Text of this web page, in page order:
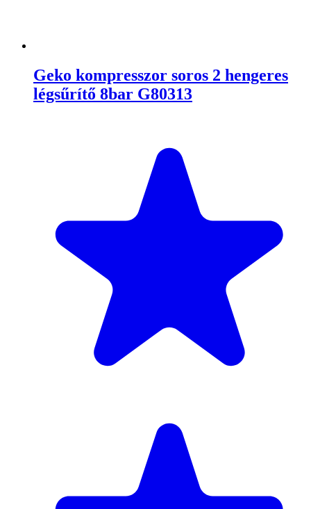
Geko kompresszor soros 2 hengeres
légsűrítő 8bar G80313